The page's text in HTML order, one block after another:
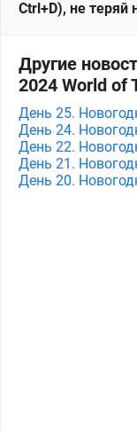
Ctrl+D), не теряй
Другие
2024 World of
День 25.
День 24.
День 22.
День 21.
День 20.